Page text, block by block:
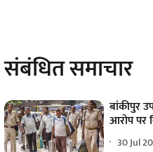
संबंधित समाचार
बांकीपुर
आरोप पर
30 Jul